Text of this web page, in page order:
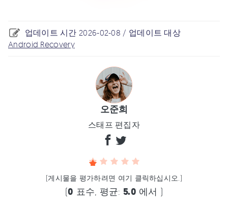
업데이트 시간 2026-02-08 / 업데이트 대상
Android Recovery
오준희
스태프 편집자
(게시물을 평가하려면 여기 클릭하십시오.)
(0 표수, 평균: 5.0 에서 )